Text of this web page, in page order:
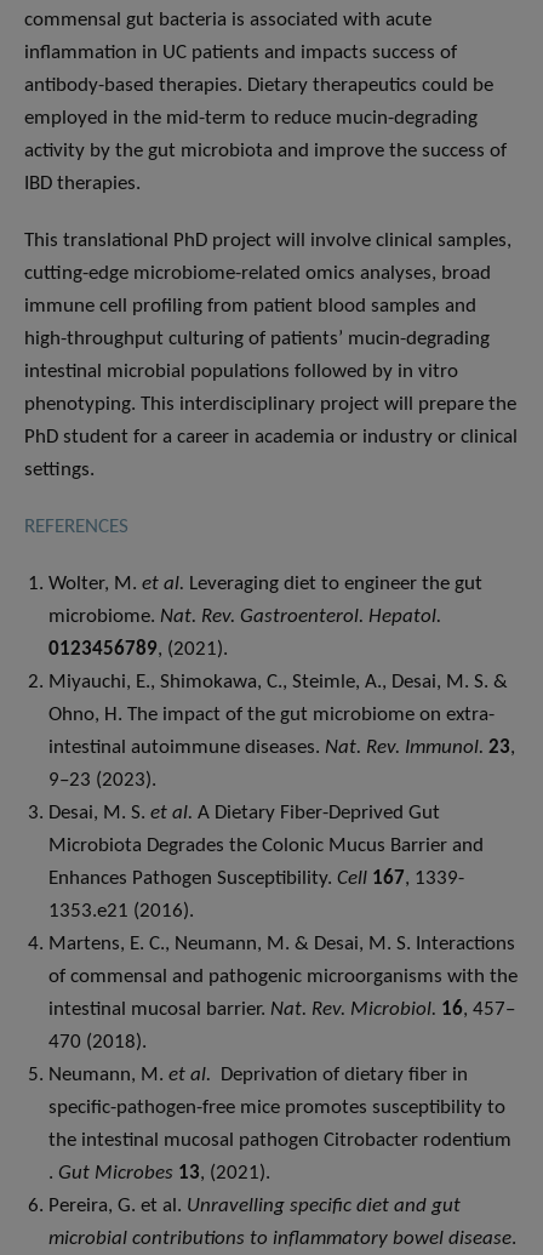
commensal gut bacteria is associated with acute
inflammation in UC patients and impacts success of
antibody-based therapies. Dietary therapeutics could be
employed in the mid-term to reduce mucin-degrading
activity by the gut microbiota and improve the success of
IBD therapies.
This translational PhD project will involve clinical samples,
cutting-edge microbiome-related omics analyses, broad
immune cell profiling from patient blood samples and
high-throughput culturing of patients’ mucin-degrading
intestinal microbial populations followed by in vitro
phenotyping. This interdisciplinary project will prepare the
PhD student for a career in academia or industry or clinical
settings.
REFERENCES
Wolter, M. et al. Leveraging diet to engineer the gut
microbiome. Nat. Rev. Gastroenterol. Hepatol.
0123456789, (2021).
Miyauchi, E., Shimokawa, C., Steimle, A., Desai, M. S. &
Ohno, H. The impact of the gut microbiome on extra-
intestinal autoimmune diseases. Nat. Rev. Immunol. 23,
9–23 (2023).
Desai, M. S. et al. A Dietary Fiber-Deprived Gut
Microbiota Degrades the Colonic Mucus Barrier and
Enhances Pathogen Susceptibility. Cell 167, 1339-
1353.e21 (2016).
Martens, E. C., Neumann, M. & Desai, M. S. Interactions
of commensal and pathogenic microorganisms with the
intestinal mucosal barrier. Nat. Rev. Microbiol. 16, 457–
470 (2018).
Neumann, M. et al. Deprivation of dietary fiber in
specific-pathogen-free mice promotes susceptibility to
the intestinal mucosal pathogen Citrobacter rodentium
. Gut Microbes 13, (2021).
Pereira, G. et al. Unravelling specific diet and gut
microbial contributions to inflammatory bowel disease.